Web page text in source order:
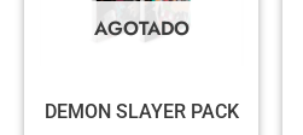
AGOTADO
DEMON SLAYER PACK